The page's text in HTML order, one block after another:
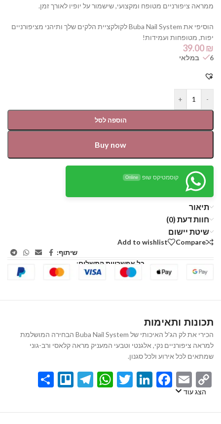
ממראה ציפורניים מטופח ומקצועי, שישמור על יופיו לאורך זמן.
הוסיפי את Buba Nail System לקולקציית הלקים שלך ותיהני מציפורניים
יפות, מטופחות ועמידות!
39.00₪
6 במלאי
-
+
הוספה לסל
Buy now
קוסמטיקס שופ Online
תיאור
חוות דעת (0)
שיטת יישום
Compare
Add to wishlist
שיתוף:
כל אפשרויות התשלום:
תכונות ותאימות
הכירי את לק הג'ל האיכותי של Buba Nail System הבחירה המושלמת
למראה ציפורניים נקי, אלגנטי וטבעי המעניק מראה קלאסי ורב-גוני
שמתאים לכל אירוע ולכל סגנון.
Copy
Link
Email
Facebook
LinkedIn
Twitter
WhatsApp
Telegram
Trello
הצג עוד